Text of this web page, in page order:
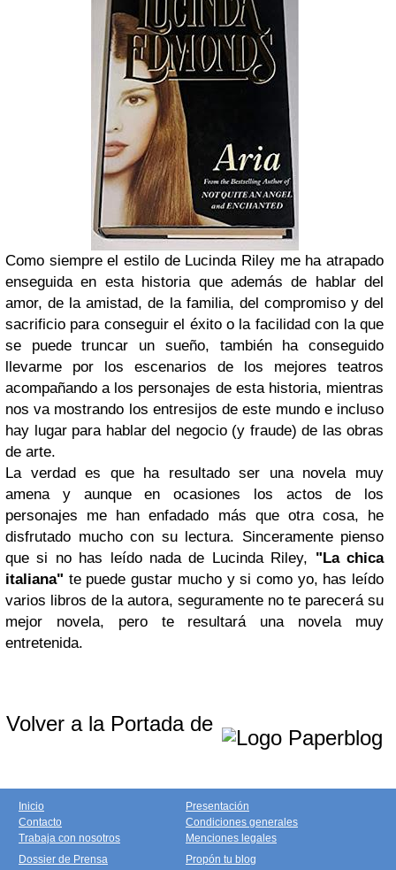
Como siempre el estilo de Lucinda Riley me ha atrapado
enseguida en esta historia que además de hablar del
amor, de la amistad, de la familia, del compromiso y del
sacrificio para conseguir el éxito o la facilidad con la que
se puede truncar un sueño, también ha conseguido
llevarme por los escenarios de los mejores teatros
acompañando a los personajes de esta historia, mientras
nos va mostrando los entresijos de este mundo e incluso
hay lugar para hablar del negocio (y fraude) de las obras
de arte.
La verdad es que ha resultado ser una novela muy
amena y aunque en ocasiones los actos de los
personajes me han enfadado más que otra cosa, he
disfrutado mucho con su lectura. Sinceramente pienso
que si no has leído nada de Lucinda Riley, "La chica
italiana" te puede gustar mucho y si como yo, has leído
varios libros de la autora, seguramente no te parecerá su
mejor novela, pero te resultará una novela muy
entretenida.
Volver a la Portada de
Inicio
Contacto
Trabaja con nosotros
Presentación
Condiciones generales
Menciones legales
Dossier de Prensa
Propón tu blog